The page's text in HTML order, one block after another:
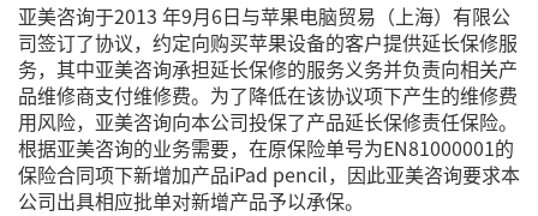
亚美咨询于2013 年9月6日与苹果电脑贸易（上海）有限公
司签订了协议，约定向购买苹果设备的客户提供延长保修服
务，其中亚美咨询承担延长保修的服务义务并负责向相关产
品维修商支付维修费。为了降低在该协议项下产生的维修费
用风险，亚美咨询向本公司投保了产品延长保修责任保险。
根据亚美咨询的业务需要，在原保险单号为EN81000001的
保险合同项下新增加产品iPad pencil，因此亚美咨询要求本
公司出具相应批单对新增产品予以承保。